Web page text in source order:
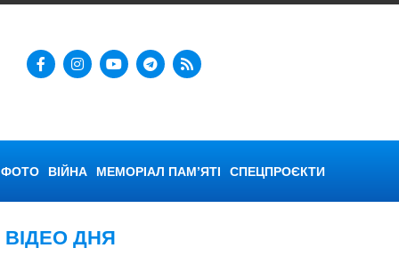
ФОТО ВІЙНА МЕМОРІАЛ ПАМ’ЯТІ СПЕЦПРОЄКТИ
ВІДЕО ДНЯ